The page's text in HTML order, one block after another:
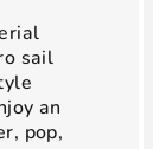
sail
an
pop,